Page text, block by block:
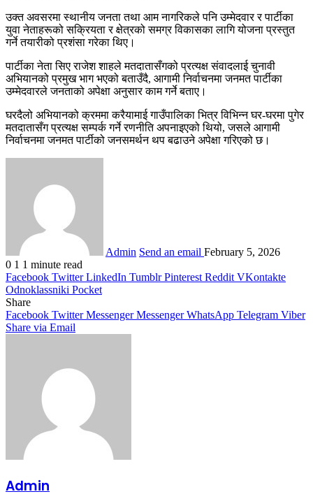
उक्त अवसरमा स्थानीय जनता तथा आम नागरिकले पनि उम्मेदवार र पार्टीका
युवा नेताहरूको सक्रियता र क्षेत्रको समग्र विकासका लागि योजना प्रस्तुत
गर्ने तयारीको प्रशंसा गरेका थिए।
पार्टीका नेता सिए राजेश शाहले मतदातासँगको प्रत्यक्ष संवादलाई चुनावी
अभियानको प्रमुख भाग भएको बताउँदै, आगामी निर्वाचनमा जनमत पार्टीका
उम्मेदवारले जनताको अपेक्षा अनुसार काम गर्ने बताए।
घरदैलो अभियानको क्रममा करैयामाई गाउँपालिका भित्र विभिन्न घर-घरमा पुगेर
मतदातासँग प्रत्यक्ष सम्पर्क गर्ने रणनीति अपनाइएको थियो, जसले आगामी
निर्वाचनमा जनमत पार्टीको जनसमर्थन थप बढाउने अपेक्षा गरिएको छ।
Admin Send an email February 5, 2026
0 1 1 minute read
Facebook Twitter LinkedIn Tumblr Pinterest Reddit VKontakte
Odnoklassniki Pocket
Share
Facebook Twitter Messenger Messenger WhatsApp Telegram Viber
Share via Email
Admin